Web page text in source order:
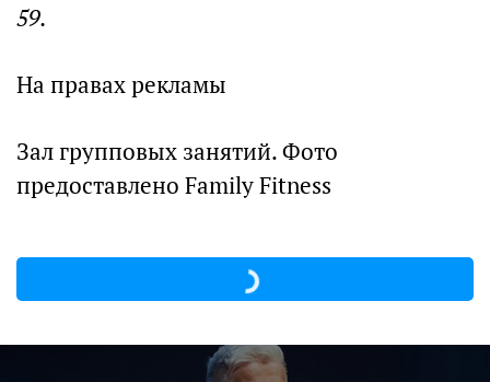
59.
На правах рекламы
Зал групповых занятий. Фото
предоставлено Family Fitness